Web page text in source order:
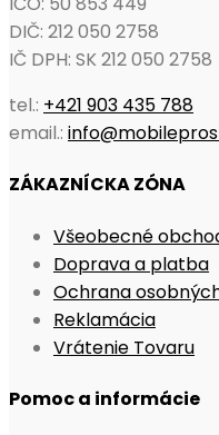
DIČ: 212 050 2758
IČ DPH: SK 212 050 2758
tel.: +421 903 435 788
email.:
ZÁKAZNÍCKA ZÓNA
Všeobecné
Doprava a platba
Ochrana
ReklamáciaOpens
in
new
Vrátenie Tovaru
a
Pomoc a informácie